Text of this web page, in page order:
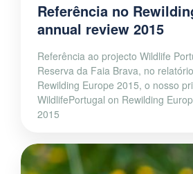
Referência no
annual review 2015
Referência ao projecto Wildlife
Reserva da Faia Brava, no
Rewilding Europe 2015, o nosso
WildlifePortugal on Rewilding
2015